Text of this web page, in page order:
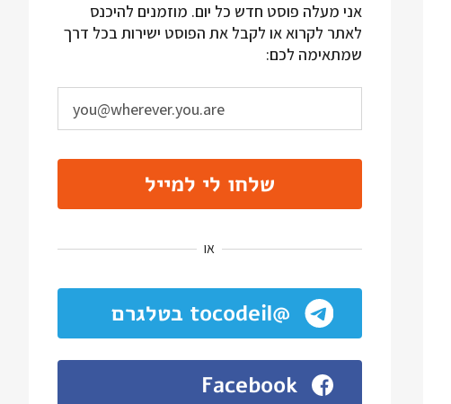
אני מעלה פוסט חדש כל יום. מוזמנים להיכנס
לאתר לקרוא או לקבל את הפוסט ישירות בכל דרך
שמתאימה לכם:
שלחו לי למייל
או
@tocodeil בטלגרם
Facebook